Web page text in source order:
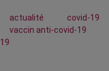
actualité covid-19
vaccin anti-covid-19
19